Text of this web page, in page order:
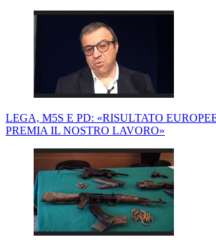
LEGA, M5S E PD: «RISULTATO
PREMIA IL NOSTRO LAVORO»